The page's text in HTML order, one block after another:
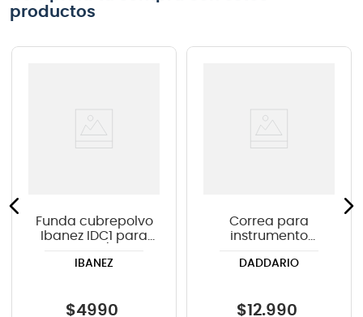
productos
Funda cubrepolvo
Ibanez IDC1 para
IBANEZ
$4990
Correa para
instrumento
color negro
DADDARIO
$12.990